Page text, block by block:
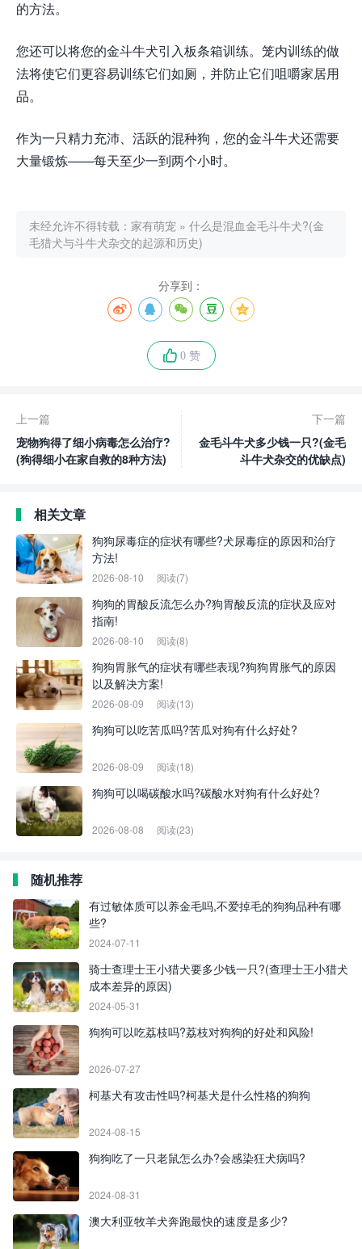
的方法。
您还可以将您的金斗牛犬引入板条箱训练。笼内训练的做
法将使它们更容易训练它们如厕，并防止它们咀嚼家居用
品。
作为一只精力充沛、活跃的混种狗，您的金斗牛犬还需要
大量锻炼——每天至少一到两个小时。
未经允许不得转载： 家有萌宠 » 什么是混血金毛斗牛犬?(金
毛猎犬与斗牛犬杂交的起源和历史)
分享到：
0 赞
上一篇
宠物狗得了细小病毒怎么治疗?
(狗得细小在家自救的8种方法)
下一篇
金毛斗牛犬多少钱一只?(金毛
斗牛犬杂交的优缺点)
相关文章
狗狗尿毒症的症状有哪些?犬尿毒症的原因和治疗
方法!
2026-08-10 阅读(7)
狗狗的胃酸反流怎么办?狗胃酸反流的症状及应对
指南!
2026-08-10 阅读(8)
狗狗胃胀气的症状有哪些表现?狗狗胃胀气的原因
以及解决方案!
2026-08-09 阅读(13)
狗狗可以吃苦瓜吗?苦瓜对狗有什么好处?
2026-08-09 阅读(18)
狗狗可以喝碳酸水吗?碳酸水对狗有什么好处?
2026-08-08 阅读(23)
随机推荐
有过敏体质可以养金毛吗,不爱掉毛的狗狗品种有哪
些?
2024-07-11
骑士查理士王小猎犬要多少钱一只?(查理士王小猎犬
成本差异的原因)
2024-05-31
狗狗可以吃荔枝吗?荔枝对狗狗的好处和风险!
2026-07-27
柯基犬有攻击性吗?柯基犬是什么性格的狗狗
2024-08-15
狗狗吃了一只老鼠怎么办?会感染狂犬病吗?
2024-08-31
澳大利亚牧羊犬奔跑最快的速度是多少?